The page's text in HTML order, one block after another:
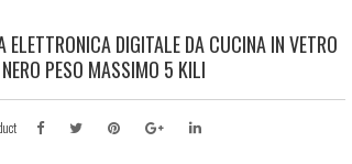
ELETTRONICA DIGITALE DA CUCINA IN VETRO
PESO MASSIMO 5 KILI